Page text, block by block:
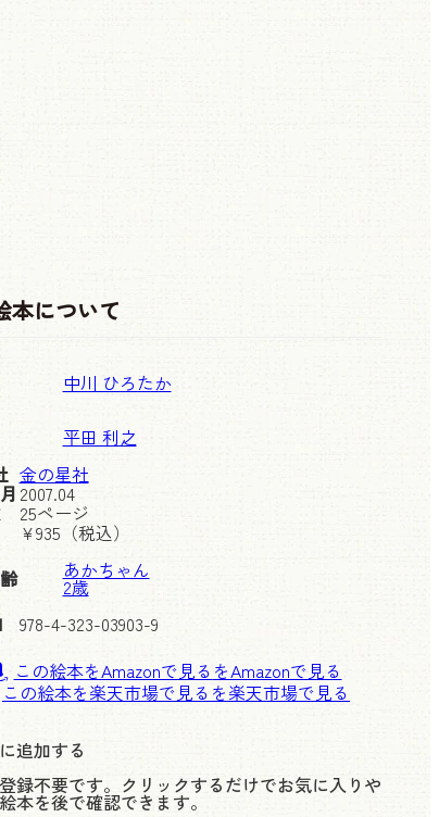
本について
中川 ひろたか
平田 利之
金の星社
2007.04
25ページ
¥935 （税込）
あかちゃん
2歳
978-4-323-03903-9
この絵本をAmazonで見る
この絵本を楽天市場で見る
追加する
録不要です。クリックするだけでお気に入りや
本を後で確認できます。